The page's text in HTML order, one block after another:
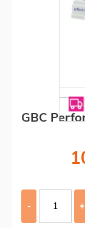
GBC
- +